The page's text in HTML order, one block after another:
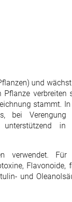
und
Pflanze verbreiten
stammt.
bei Verengung
unterstützend in
verwendet. Für
Flavonoide,
und